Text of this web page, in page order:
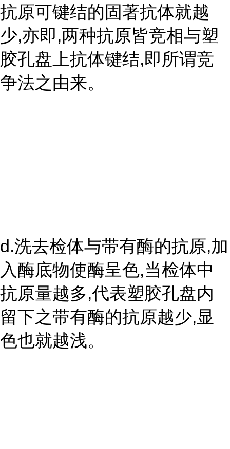
抗原可键结的固著抗体就越
少,亦即,两种抗原皆竞相与塑
胶孔盘上抗体键结,即所谓竞
争法之由来。
d.洗去检体与带有酶的抗原,加
入酶底物使酶呈色,当检体中
抗原量越多,代表塑胶孔盘内
留下之带有酶的抗原越少,显
色也就越浅。